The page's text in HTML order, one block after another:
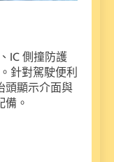
IC 側撞防護
針對駕駛便利
頭顯示介面與
。